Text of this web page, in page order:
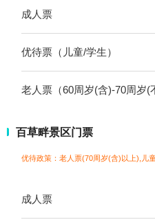
成人票
优待票（儿童/学生）
老人票（60周岁(含)-70周岁(
百草畔景区门票
优待政策：老人票(70周岁(含)以上),儿
成人票